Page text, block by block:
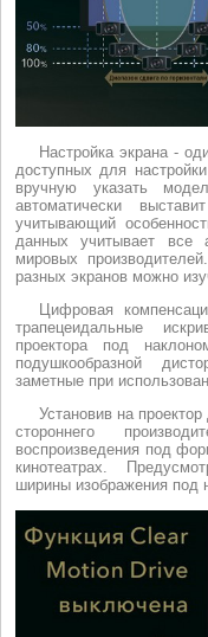
Настройка экрана -
доступных для
вручную указать
автоматически
учитывающий
данных учитывает все
мировых
разных экранов можно
Цифровая
трапецеидальные
проектора под
подушкообразной
заметные при
Установив на
стороннего
воспроизведения под
кинотеатрах.
ширины изображения под